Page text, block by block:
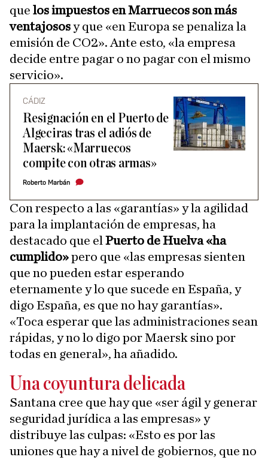
que los impuestos en Marruecos son más
ventajososy que «en Europa se penaliza la
emisión de CO2». Ante esto, «la empresa
decide entre pagar o no pagar con el mismo
servicio».
CÁDIZ
Resignación en el Puerto de
Algeciras tras el adiós de
Maersk: «Marruecos
compite con otras armas»
Roberto Marbán
Con respecto a las «garantías» y la agilidad
para la implantación de empresas, ha
destacado que el Puerto de Huelva «ha
cumplido»pero que «las empresas sienten
que no pueden estar esperando
eternamente y lo que sucede en España, y
digo España, es que no hay garantías».
«Toca esperar que las administraciones sean
rápidas, y no lo digo por Maersk sino por
todas en general», ha añadido.
Una coyuntura delicada
Santana cree que hay que «ser ágil y generar
seguridad jurídica a las empresas» y
distribuye las culpas: «Esto es por las
uniones que hay a nivel de gobiernos, que no